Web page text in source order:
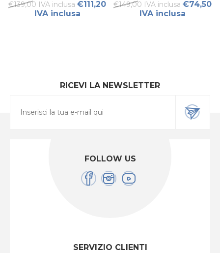
€139,00 IVA inclusa €111,20
IVA inclusa
€149,00 IVA inclusa €74,50
IVA inclusa
RICEVI LA NEWSLETTER
FOLLOW US
SERVIZIO CLIENTI